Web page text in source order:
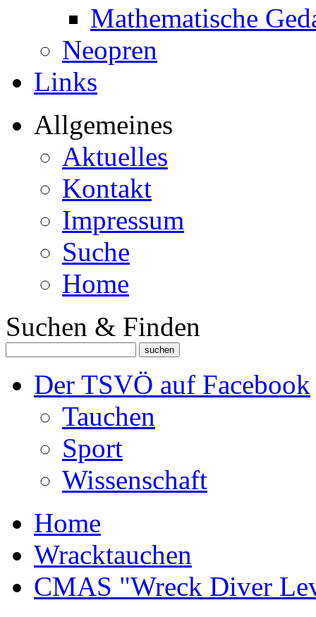
Mathematische
Neopren
Links
Allgemeines
Aktuelles
Kontakt
Impressum
Suche
Home
Suchen & Finden
Der TSVÖ auf Facebook
Tauchen
Sport
Wissenschaft
Home
Wracktauchen
CMAS "Wreck Diver